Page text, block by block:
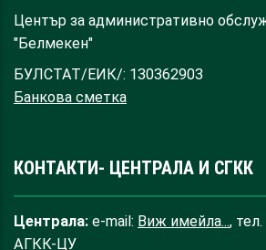
Център за административно
"Белмекен"
БУЛСТАТ/ЕИК/: 130362903
Банкова сметка
КОНТАКТИ- ЦЕНТРАЛА И СГКК
Централа: e-mail: Виж имейла...,
АГКК-ЦУ